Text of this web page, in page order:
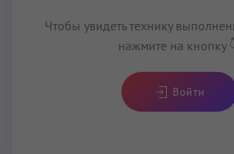
Чтобы увидеть технику
нажмите на кнопку
Войти